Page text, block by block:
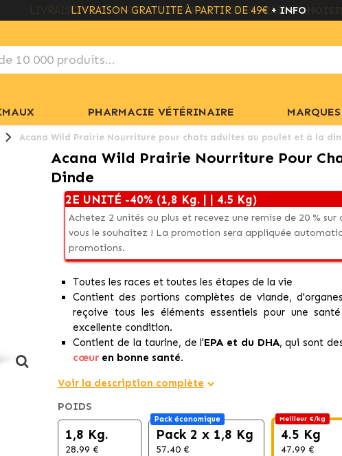
LIVRAISON GRATUITE À PARTIR DE 49€ + INFO
PHARMACIE VÉTÉRINAIRE MARQUES
Acana Wild Prairie Nourriture pour chats adultes au poulet et à la
Acana Wild Prairie Nourriture Pour
Dinde
2E UNITÉ -40% (1,8 Kg. | | 4.5 Kg)
Achetez 2 unités ou plus et recevez une remise de 20 %
vous le souhaitez ! La promotion sera appliquée
promotions.
Toutes les races et toutes les étapes de la vie
Contient des portions complètes de viande,
reçoive tous les éléments essentiels pour une
excellente condition.
Contient de la taurine, de l'EPA et du DHA, qui sont
cœur en bonne santé.
Voir la description complète
POIDS
1,8 Kg.
28.99 €
Pack économique
Pack 2 x 1,8 Kg
57.40 €
Meilleur €/kg
4.5 Kg
47.99 €